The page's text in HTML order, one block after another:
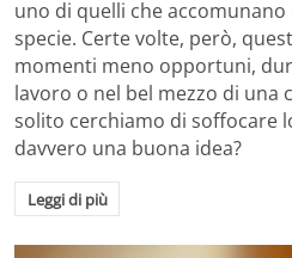
uno di quelli che
specie. Certe volte, però,
momenti meno opportuni,
lavoro o nel bel mezzo di una
solito cerchiamo di soffocare
davvero una buona idea?
Leggi di più